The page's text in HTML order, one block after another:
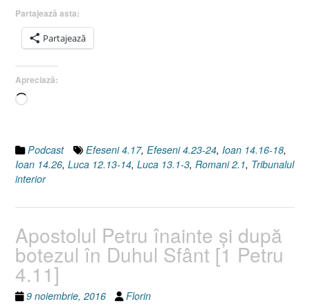
Partajează asta:
Partajează
Apreciază:
Încarc...
Podcast Efeseni 4.17, Efeseni 4.23-24, Ioan 14.16-18,
Ioan 14.26, Luca 12.13-14, Luca 13.1-3, Romani 2.1, Tribunalul
interior
Apostolul Petru înainte şi după
botezul în Duhul Sfânt [1 Petru
4.11]
9 noiembrie, 2016 Florin